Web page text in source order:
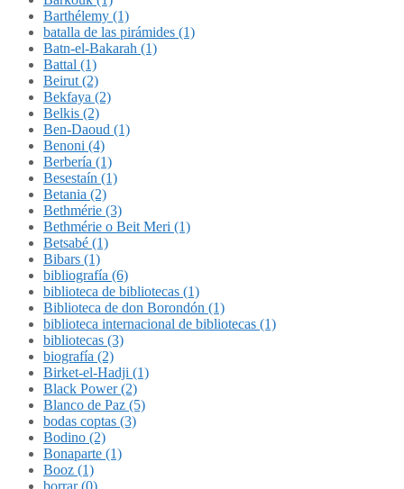
Barthélemy (1)
batalla de las pirámides (1)
Batn-el-Bakarah (1)
Battal (1)
Beirut (2)
Bekfaya (2)
Belkis (2)
Ben-Daoud (1)
Benoni (4)
Berbería (1)
Besestaín (1)
Betania (2)
Bethmérie (3)
Bethmérie o Beit Meri (1)
Betsabé (1)
Bibars (1)
bibliografía (6)
biblioteca de bibliotecas (1)
Biblioteca de don Borondón (1)
biblioteca internacional de bibliotecas (1)
bibliotecas (3)
biografía (2)
Birket-el-Hadji (1)
Black Power (2)
Blanco de Paz (5)
bodas coptas (3)
Bodino (2)
Bonaparte (1)
Booz (1)
borrar (0)